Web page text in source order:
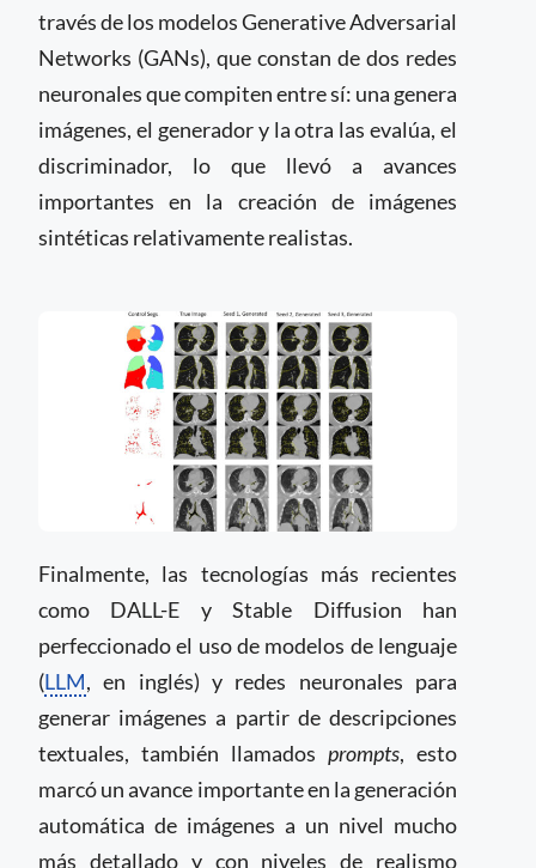
través de los modelos Generative Adversarial
Networks (GANs), que constan de dos redes
neuronales que compiten entre sí: una genera
imágenes, el generador y la otra las evalúa, el
discriminador, lo que llevó a avances
importantes en la creación de imágenes
sintéticas relativamente realistas.
Finalmente, las tecnologías más recientes
como DALL-E y Stable Diffusion han
perfeccionado el uso de modelos de lenguaje
(LLM, en inglés) y redes neuronales para
generar imágenes a partir de descripciones
textuales, también llamados prompts, esto
marcó un avance importante en la generación
automática de imágenes a un nivel mucho
más detallado y con niveles de realismo